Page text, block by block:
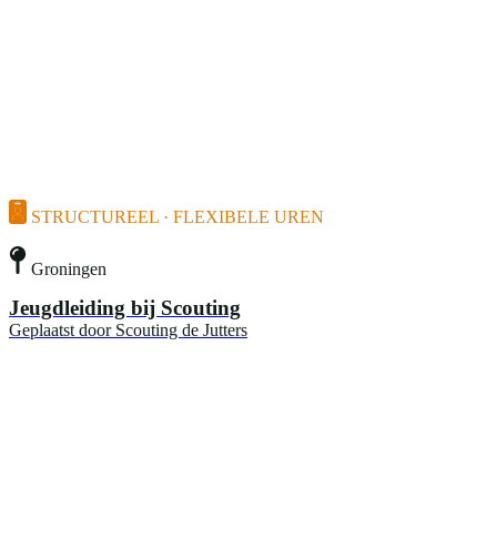
STRUCTUREEL · FLEXIBELE UREN
Groningen
Jeugdleiding bij Scouting
Geplaatst door Scouting de Jutters